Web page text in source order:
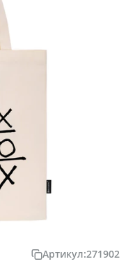
Артикул:271902